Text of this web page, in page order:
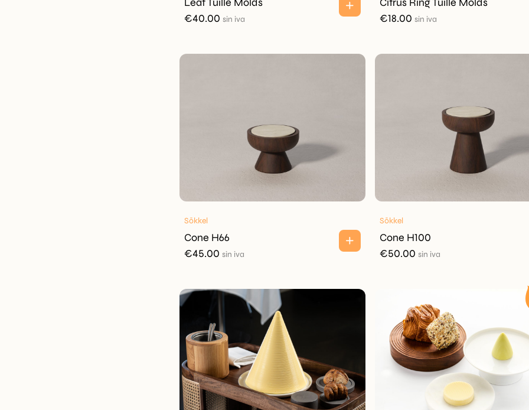
€40.00 sin iva
€18.00 sin iva
Sōkkel
Cone H66
€45.00 sin iva
Sōkkel
Cone H100
€50.00 sin iva